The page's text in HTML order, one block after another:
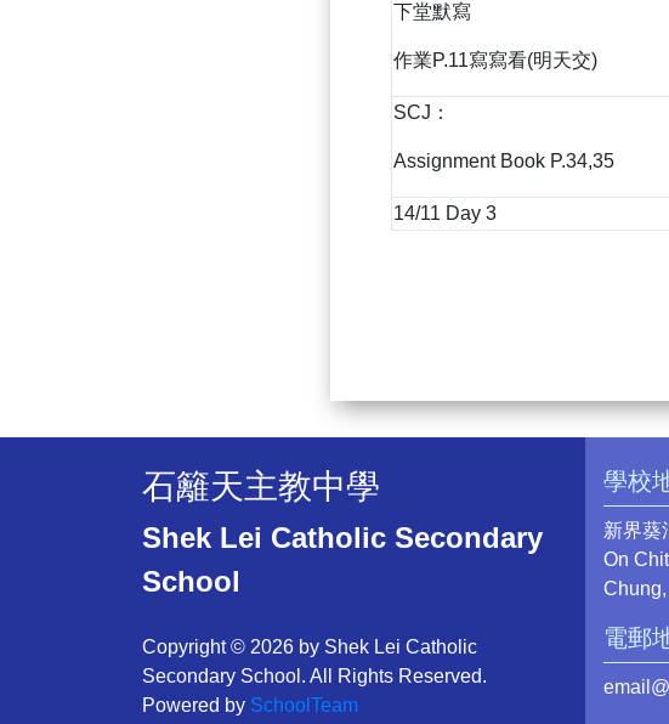
下堂默寫
作業P.11寫寫看(明天交)
SCJ：
Assignment Book P.34,35
14/11 Day 3
石籬天主教中學
Shek Lei Catholic Secondary
School
Copyright © 2026 by Shek Lei Catholic
Secondary School. All Rights Reserved.
Powered by SchoolTeam
學校
新界葵
On
電郵